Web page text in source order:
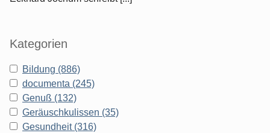
Kategorien
Bildung (886)
documenta (245)
Genuß (132)
Geräuschkulissen (35)
Gesundheit (316)